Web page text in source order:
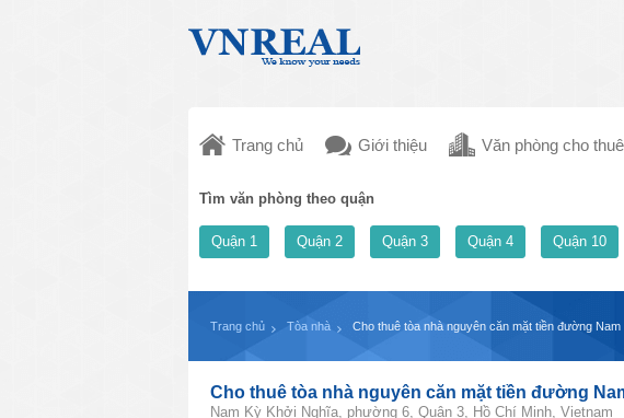
Trang chủ Giới thiệu Văn phòng cho thuê
Tìm văn phòng theo quận
Quận 1 Quận 2 Quận 3 Quận 4 Quận 10
Trang chủ Tòa nhà Cho thuê tòa nhà nguyên căn mặt tiền đường
Cho thuê tòa nhà nguyên căn mặt tiền đường
Nam Kỳ Khởi Nghĩa, phường 6, Quận 3, Hồ Chí Minh, Vietnam